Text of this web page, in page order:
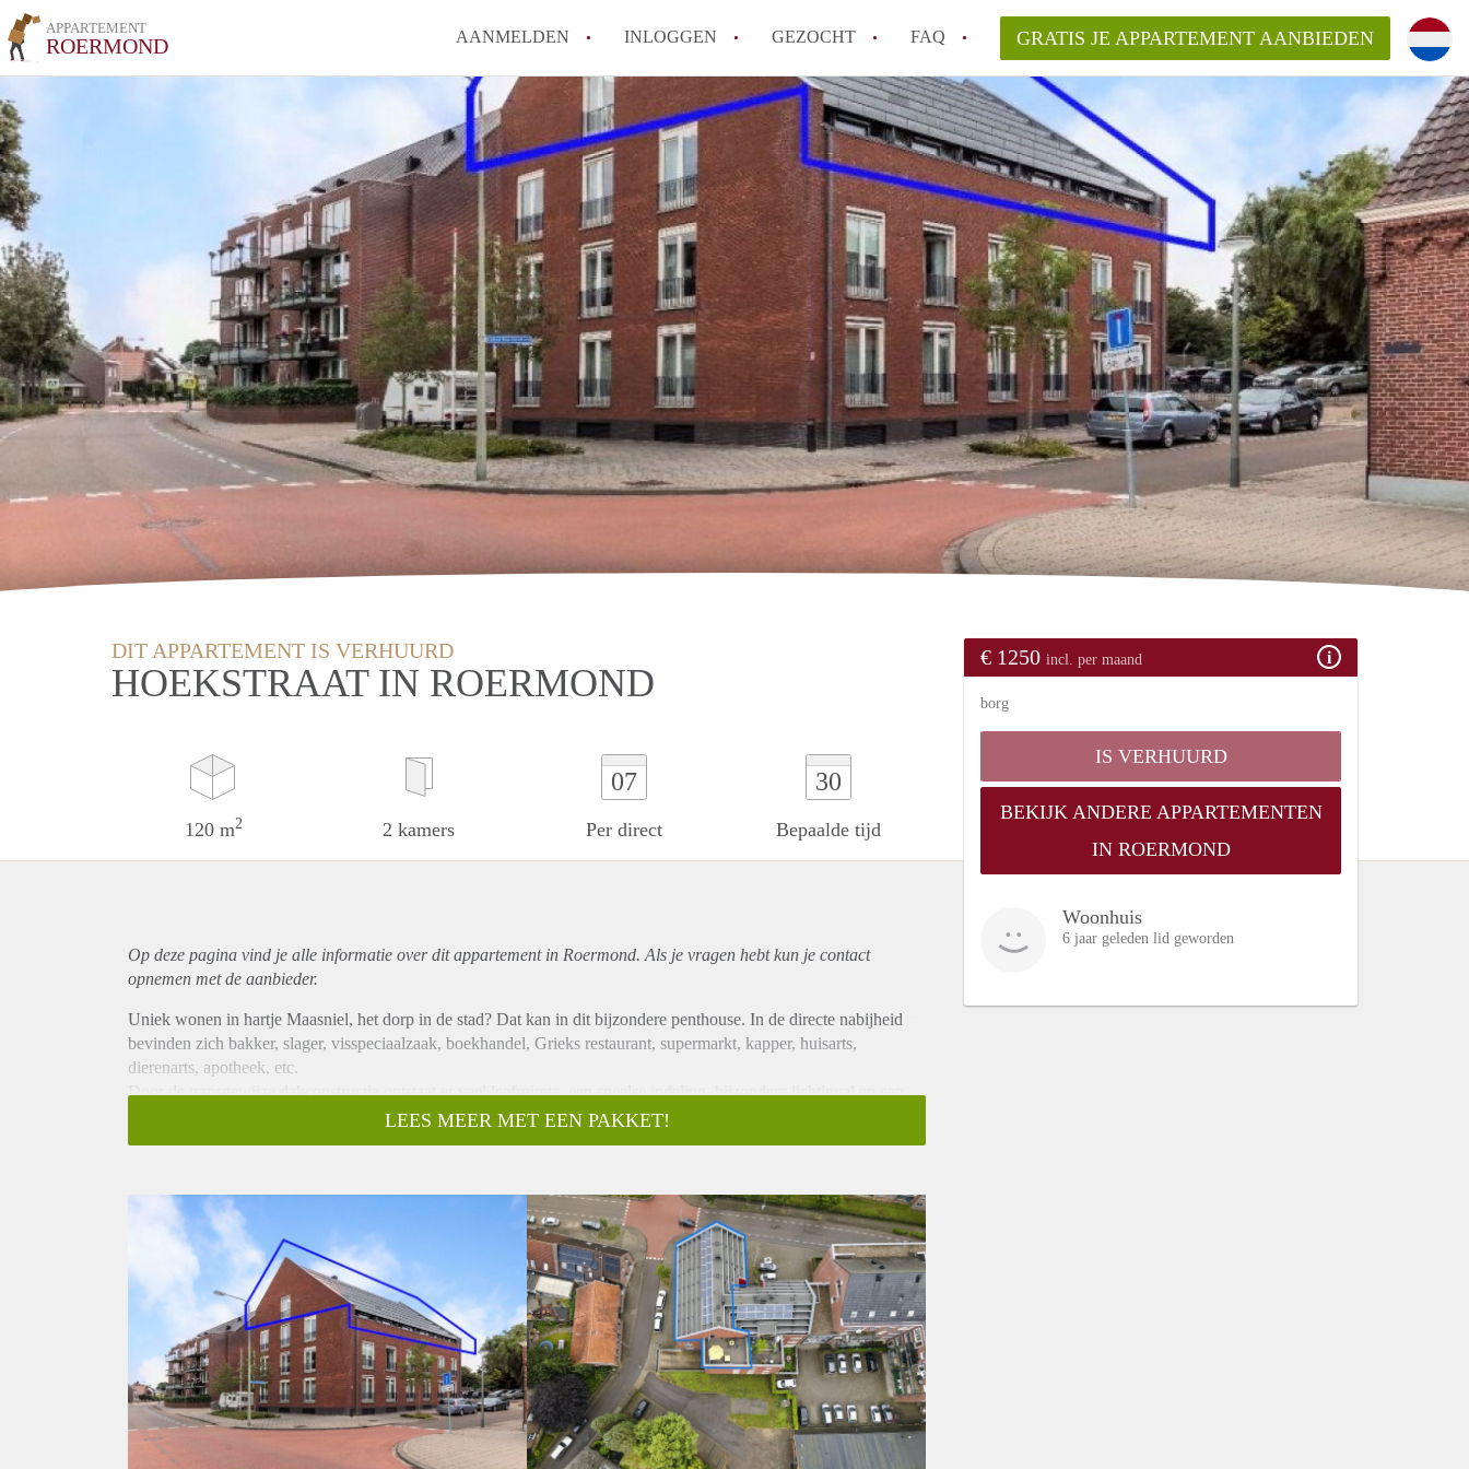
APPARTEMENT
ROERMOND AANMELDEN INLOGGEN GEZOCHT FAQ
How to translate AppartementRoermond!
Wat is AppartementRoermond?
Hoeveel kost het om te reageren op een Appartement in Roermond?
Wat is de privacyverklaring van AppartementRoermond?
Berekent AppartementRoermond
makelaarsvergoeding/bemiddelingsvergoeding?
Alle veelgestelde vragen
GRATIS JE APPARTEMENT AANBIEDEN
DIT APPARTEMENT IS VERHUURD
HOEKSTRAAT IN ROERMOND
120 m2 2 kamers
07
Per direct
30
Bepaalde tijd
€ 1250 incl. per maand
borg
IS VERHUURD
BEKIJK ANDERE APPARTEMENTEN
IN ROERMOND
Woonhuis
6 jaar geleden lid geworden
Op deze pagina vind je alle informatie over ditappartementin Roermond. Als je vragen hebt kun je contact
opnemen met de aanbieder.
Uniek wonen in hartje Maasniel, het dorp in de stad? Dat kan in dit bijzondere penthouse. In de directe nabijheid
bevinden zich bakker, slager, visspeciaalzaak, boekhandel, Grieks restaurant, supermarkt, kapper, huisarts,
dierenarts, apotheek, etc.
Door de trapsgewijze dakconstructie ontstaat er veel leefruimte, een speelse indeling, bijzondere lichtinval en een
Met circa 125 m² woonoppervlak, is het volledig en compleet gemeubileerde penthouse gelegen op de 3e
Het penthouse kent de volgende indeling:
Souterrain:
Twee privé parkeerplaatsen met eigen oplaadpunten voor elektrische auto en e-bike.
Begane grond:
Centrale entree met bellentableau en brievenbussen, lift en trappenhuis; de voordeur kan met een automatische
opener worden geopend.
3e verdieping:
Eigen entree, hal met tegelvloer, extra koel vries combinatie, meterkast en toiletruimte waarin wandcloset met
fonteintje. Vanuit de hal loop je de bijzondere leefruimte binnen bestaande uit woon-loft, open keuken en een groot
slaapgedeelte en twee kleine bergingen. Het penthouse is feitelijk bedoeld voor bewoning door maximaal twee
volwassenen. De trapsgewijze dakconstructie zorgt voor hoge ruimtes met veel lichtinval, een speelse indeling en
LEES MEER MET EEN PAKKET!